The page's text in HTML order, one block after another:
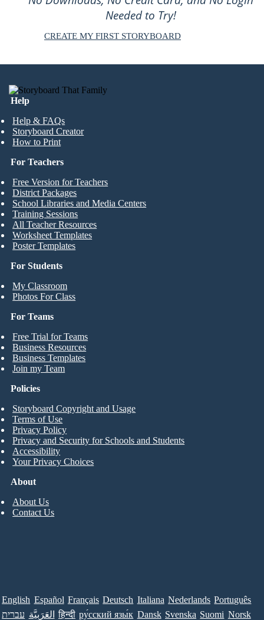
Needed to Try!
CREATE MY FIRST STORYBOARD
Help
Help & FAQs
Storyboard Creator
How to Print
For Students
My Classroom
Photos For Class
For Teachers
Free Version for Teachers
District Packages
School Libraries and Media Centers
Training Sessions
All Teacher Resources
Worksheet Templates
Poster Templates
For Teams
Free Trial for Teams
Business Resources
Business Templates
Join my Team
About
About Us
Contact Us
Policies
Storyboard Copyright and Usage
Terms of Use
Privacy Policy
Privacy and Security for Schools and Students
Accessibility
Your Privacy Choices
English Español Français Deutsch Italiana Nederlands Português
עברית العَرَبِيَّة हिन्दी ру́сский язы́к Dansk Svenska Suomi Norsk